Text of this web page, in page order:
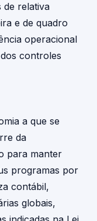
de relativa
e de quadro
operacional
controles
a que se
da
para manter
programas por
contábil,
globais,